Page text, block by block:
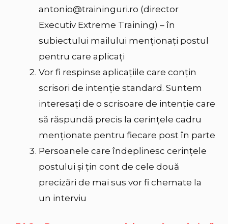
antonio@traininguri.ro (director
Executiv Extreme Training) – în
subiectului mailului menţionaţi postul
pentru care aplicaţi
Vor fi respinse aplicaţiile care conţin
scrisori de intenţie standard. Suntem
interesaţi de o scrisoare de intenţie care
să răspundă precis la cerinţele cadru
menţionate pentru fiecare post în parte
Persoanele care îndeplinesc cerinţele
postului şi ţin cont de cele două
precizări de mai sus vor fi chemate la
un interviu